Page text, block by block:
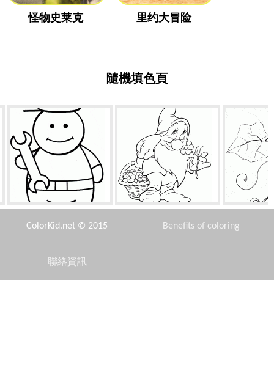
怪物史莱克 里约大冒险
隨機填色頁
锁匠 怕羞 胡瓜
ColorKid.net © 2015 Benefits of coloring
聯絡資訊